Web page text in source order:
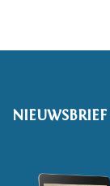
NIEUWSBRIEF